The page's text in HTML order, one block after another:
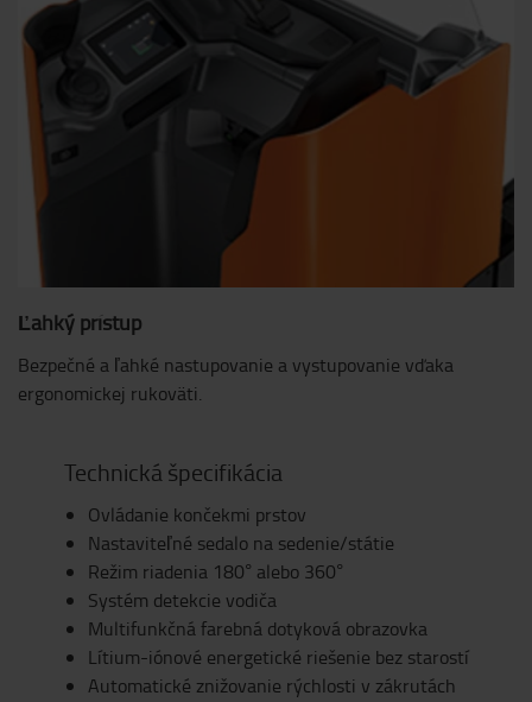
Ľahký prístup
Bezpečné a ľahké nastupovanie a vystupovanie vďaka
ergonomickej rukoväti.
Technická špecifikácia
Ovládanie končekmi prstov
Nastaviteľné sedalo na sedenie/státie
Režim riadenia 180° alebo 360°
Systém detekcie vodiča
Multifunkčná farebná dotyková obrazovka
Lítium-iónové energetické riešenie bez starostí
Automatické znižovanie rýchlosti v zákrutách